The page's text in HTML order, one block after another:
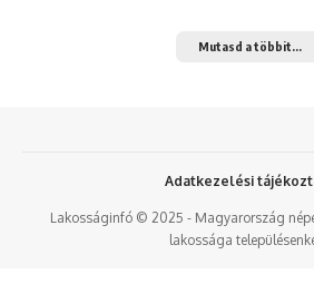
Mutasd a többit...
Lakosságinfó © 2025 - Magyarország
lakossága
Adatkezelési